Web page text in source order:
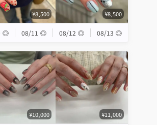
¥8,500 ¥8,500
◎ 08/11 ◎ 08/12 ◎ 08/13 ◎
¥10,000 ¥11,000